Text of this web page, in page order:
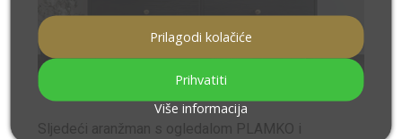
Sljedeći aranžman s ogledalom PLAMKO i
Više informacija
Prilagodi kolačiće
Prihvatiti